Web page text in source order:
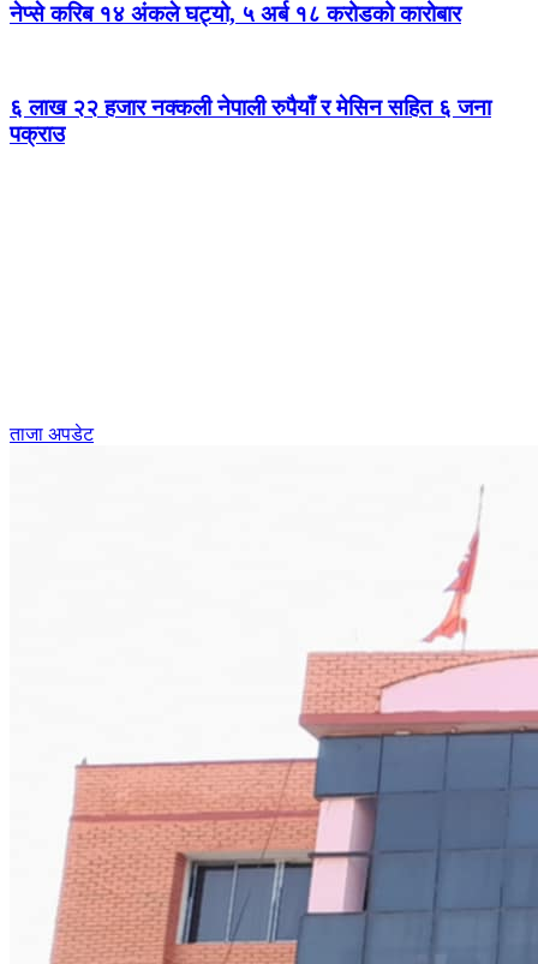
नेप्से करिब १४ अंकले घट्यो, ५ अर्ब १८ करोडको कारोबार
६ लाख २२ हजार नक्कली नेपाली रुपैयाँ र मेसिन सहित ६ जना
पक्राउ
ताजा अपडेट